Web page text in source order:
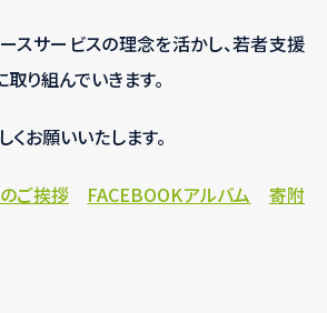
スサービスの理念を活かし、若者支援
取り組んでいきます。
お願いいたします。
ご挨拶 FACEBOOKアルバム
寄附